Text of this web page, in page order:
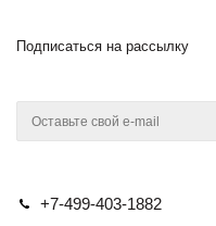
Подписаться на рассылку
+7-499-403-1882